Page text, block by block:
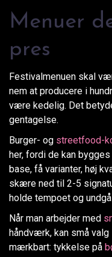
Menuer
pres
Festivalmenuen skal
nem at producere i
være kedelig. Det
gentagelse.
Burger- og streetfood-
her, fordi de kan
base, få varianter, høj
skære ned til 2-5
holde tempoet og
Når man arbejder med
håndværk, kan små
mærkbart: tykkelse på